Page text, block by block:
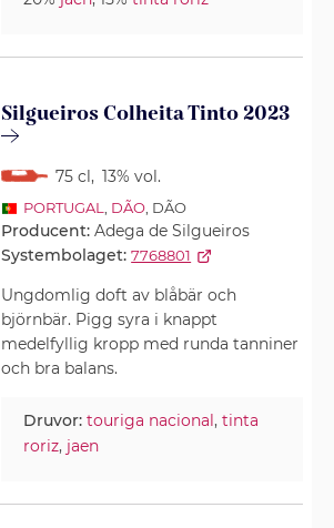
Silgueiros Colheita Tinto 2023
75 cl, 13% vol.
PORTUGAL DÃO, DÃO
Producent:Adega de Silgueiros
Systembolaget: 7768801
Ungdomlig doft av blåbär och
björnbär. Pigg syra i knappt
medelfyllig kropp med runda tanniner
och bra balans.
Druvor: touriga nacional,tinta
roriz, jaen